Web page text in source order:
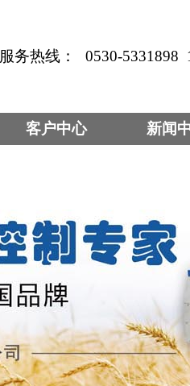
服务热线： 0530-5331898
客户中心 新闻